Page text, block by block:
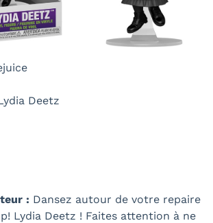
Deetz
: Dansez autour de votre repaire
Lydia Deetz ! Faites attention à ne